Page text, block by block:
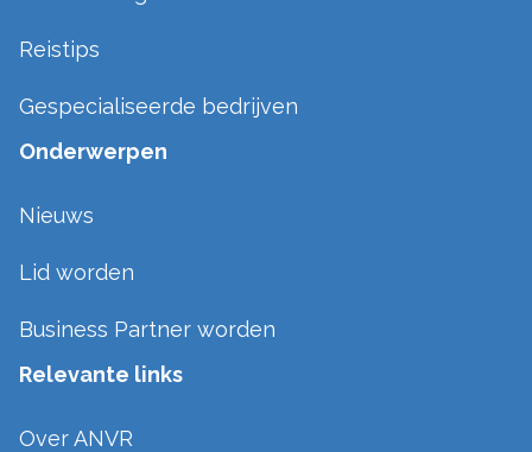
Reistips
Gespecialiseerde bedrijven
Onderwerpen
Nieuws
Lid worden
Business Partner worden
Relevante links
Over ANVR